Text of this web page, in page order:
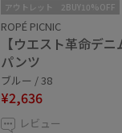
アウトレット 2BUY10%OFF
ROPÉ PICNIC
【ウエスト革命デ
パンツ
ブルー / 38
¥2,636
レビュー